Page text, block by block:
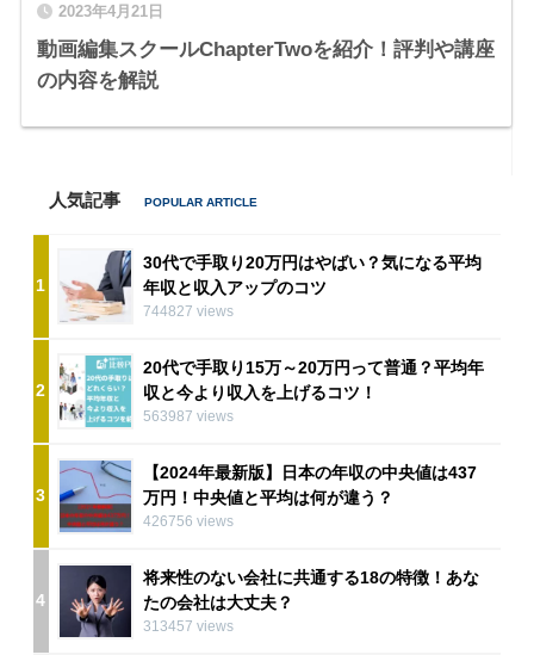
2023年4月21日
動画編集スクールChapterTwoを紹介！評判や講座
の内容を解説
人気記事
1
30代で手取り20万円はやばい？気になる平均
年収と収入アップのコツ
744827 views
2
20代で手取り15万～20万円って普通？平均年
収と今より収入を上げるコツ！
563987 views
3
【2024年最新版】日本の年収の中央値は437
万円！中央値と平均は何が違う？
426756 views
4
将来性のない会社に共通する18の特徴！あな
たの会社は大丈夫？
313457 views